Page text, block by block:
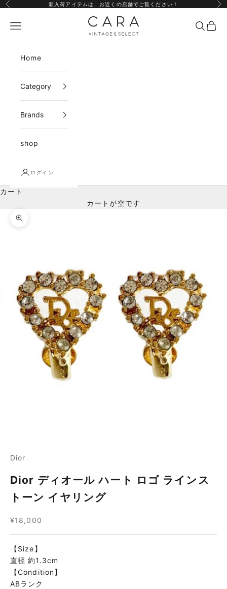
コンテンツへスキップ
前へ 新入荷アイテムは、 お近くの店舗でご覧ください！ 次
CARA vintage&select
メニュー 検索カー
Home
Category
Brands
shop
ログイン
カート
カートが空です
ズームイン
Dior
Dior ディオール ハート ロゴ ラインス
トーン イヤリング
セール価格
¥18,000
【Size】
直径 約1.3cm
【Condition】
ABランク